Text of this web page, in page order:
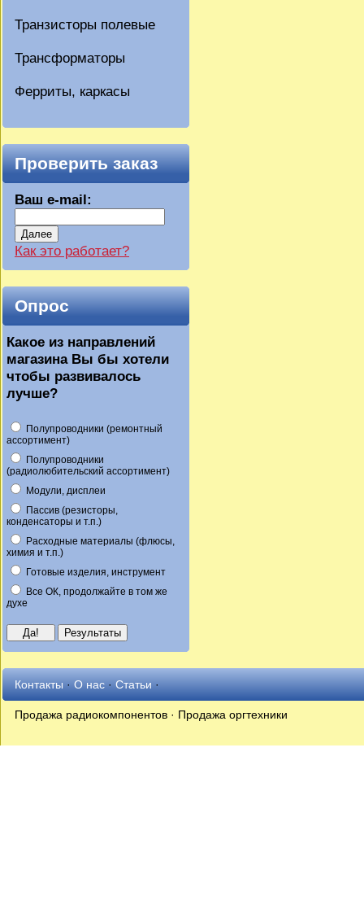
Транзисторы полевые
Трансформаторы
Ферриты, каркасы
Проверить заказ
Ваш e-mail:
Далее
Как это работает?
Опрос
Какое из направлений
магазина Вы бы хотели
чтобы развивалось
лучше?
Полупроводники (ремонтный
ассортимент)
Полупроводники
(радиолюбительский ассортимент)
Модули, дисплеи
Пассив (резисторы,
конденсаторы и т.п.)
Расходные материалы (флюсы,
химия и т.п.)
Готовые изделия, инструмент
Все ОК, продолжайте в том же
духе
Контакты·О нас·Статьи·
Продажа радиокомпонентов · Продажа оргтехники